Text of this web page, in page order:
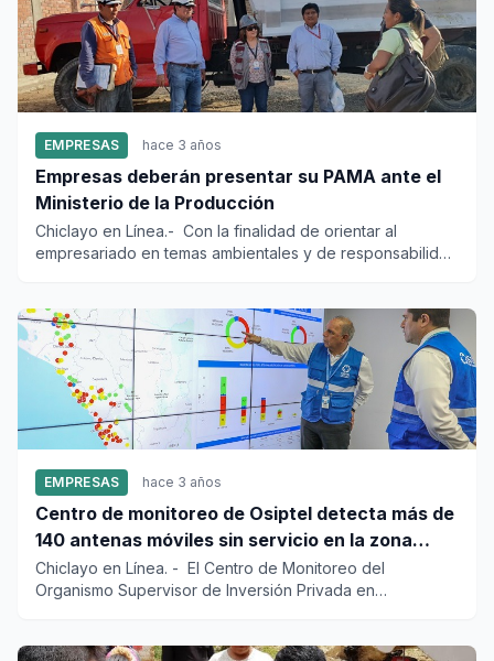
EMPRESAS hace 3 años
Empresas deberán presentar su PAMA ante el
Ministerio de la Producción
Chiclayo en Línea.- Con la finalidad de orientar al
empresariado en temas ambientales y de responsabilidad
EMPRESAS hace 3 años
Centro de monitoreo de Osiptel detecta más de
140 antenas móviles sin servicio en la zona
norte del país
Chiclayo en Línea. - El Centro de Monitoreo del
Organismo Supervisor de Inversión Privada en